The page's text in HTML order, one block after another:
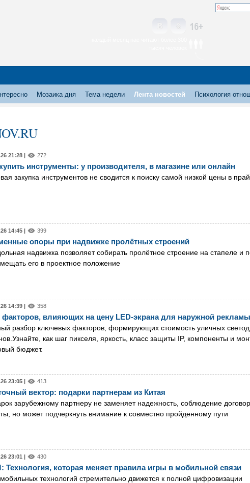
Мозаика дня Тема недели Лента новостей Психология
21:28 | 272
инструменты: у производителя, в магазине или онлайн
закупка инструментов не сводится к поиску самой низкой цены в
14:45 | 399
опоры при надвижке пролётных строений
надвижка позволяет собирать пролётное строение на стапеле и
его в проектное положение
14:39 | 358
влияющих на цену LED-экрана для наружной
разбор ключевых факторов, формирующих стоимость уличных
как шаг пикселя, яркость, класс защиты IP, компоненты и
бюджет.
23:05 | 413
вектор: подарки партнерам из Китая
зарубежному партнеру не заменяет надежность, соблюдение
но может подчеркнуть внимание к совместно пройденному пути
23:01 | 430
Технология, которая меняет правила игры в мобильной связи
технологий стремительно движется к полной цифровизации